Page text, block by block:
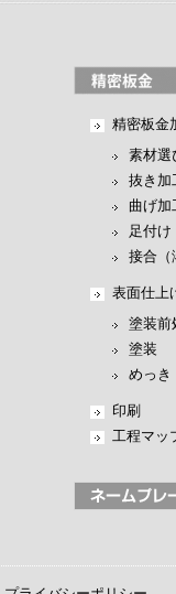
精密板金
素材選
抜き加
曲げ加
足付
接合（
表面仕上
塗装前
塗装
めっき
印刷
工程マッ